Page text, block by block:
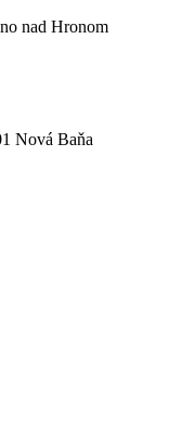
nad Hronom
Nová Baňa